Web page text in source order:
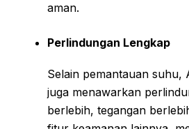
aman.
Perlindungan Lengkap
Selain pemantauan suhu,
juga menawarkan
berlebih, tegangan